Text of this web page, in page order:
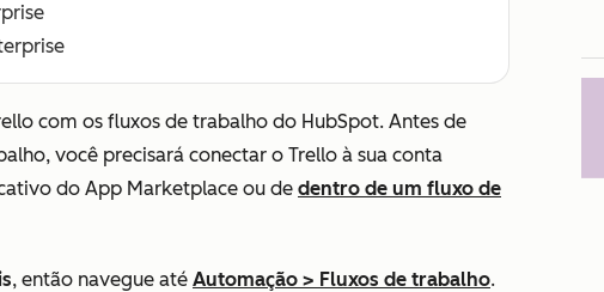
com os fluxos de trabalho do HubSpot. Antes de
você precisará conectar o Trello à sua conta
do App Marketplace ou de dentro de um fluxo de
, então navegue até Automação > Fluxos de trabalho.